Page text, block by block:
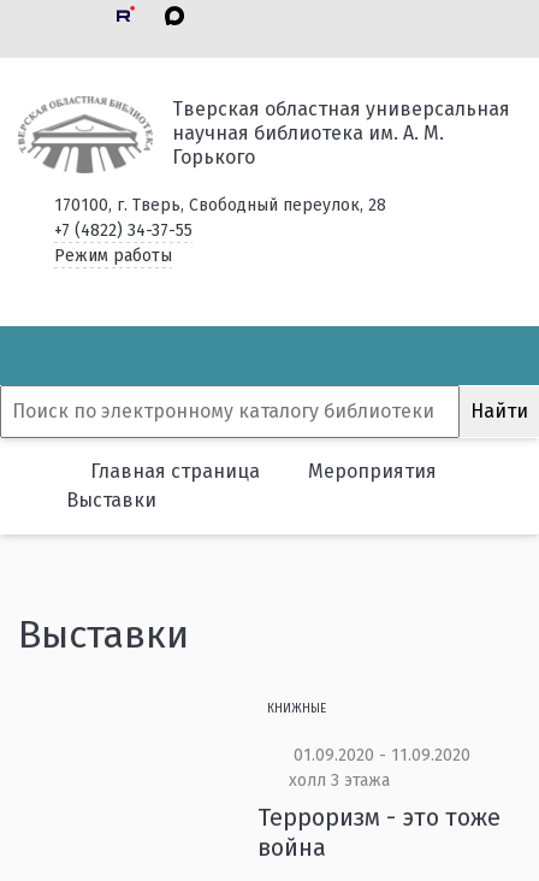
Тверская областная универсальная
научная библиотека им. А. М.
Горького
170100, г. Тверь, Свободный переулок, 28
+7 (4822) 34-37-55
Режим работы
Главная страница
Мероприятия
Выставки
Выставки
КНИЖНЫЕ
01.09.2020 - 11.09.2020
холл 3 этажа
Терроризм - это тоже
война